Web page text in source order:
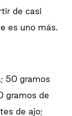
de casi
es uno más.
50 gramos
gramos de
de ajo;